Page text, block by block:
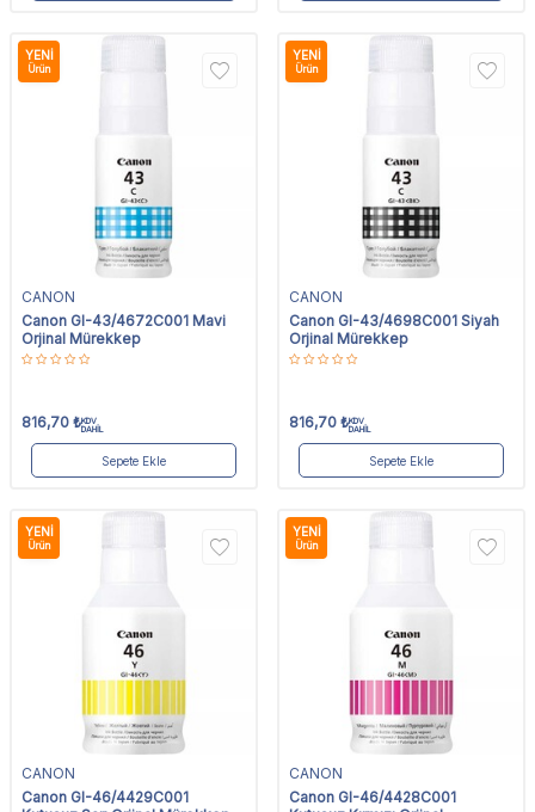
YENI
Ürün
CANON
Canon GI-43/4672C001 Mavi
Orjinal Mürekkep
816,70 ₺KDV
DAHİL
Sepete Ekle
YENI
Ürün
CANON
Canon GI-43/4698C001 Siyah
Orjinal Mürekkep
816,70 ₺KDV
DAHİL
Sepete Ekle
YENI
Ürün
CANON
Canon GI-46/4429C001
YENI
Ürün
CANON
Canon GI-46/4428C001